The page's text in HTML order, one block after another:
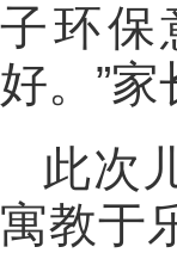
子环保
好。”
此次
寓教于